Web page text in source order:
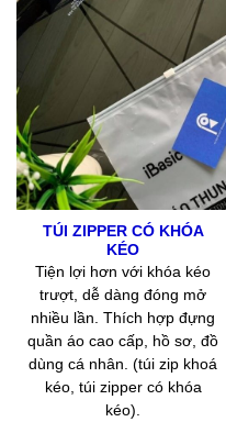
TÚI ZIPPER CÓ KHÓA
KÉO
Tiện lợi hơn với khóa kéo
trượt, dễ dàng đóng mở
nhiều lần. Thích hợp đựng
quần áo cao cấp, hồ sơ, đồ
dùng cá nhân. (túi zip khoá
kéo, túi zipper có khóa
kéo).